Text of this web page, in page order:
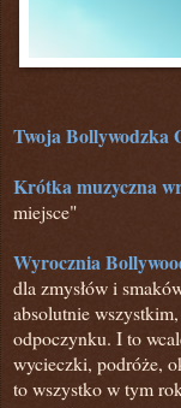
Twoja Bollywodzka
Krótka muzyczna
miejsce"
Wyrocznia
dla zmysłów i
absolutnie
odpoczynku. I to
wycieczki, podróże,
to wszystko w tym